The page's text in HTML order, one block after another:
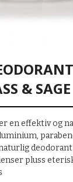
& SAGE
en effektiv og
pluss